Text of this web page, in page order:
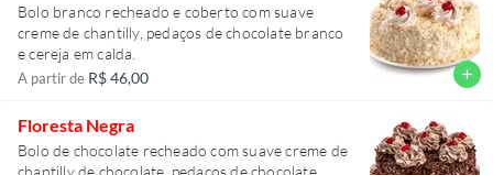
Bolo branco recheado e coberto com suave
creme de chantilly, pedaços de chocolate branco
e cereja em calda.
A partir de R$ 46,00 add
Floresta Negra
Bolo de chocolate recheado com suave creme de
chantilly de chocolate, pedaços de chocolate